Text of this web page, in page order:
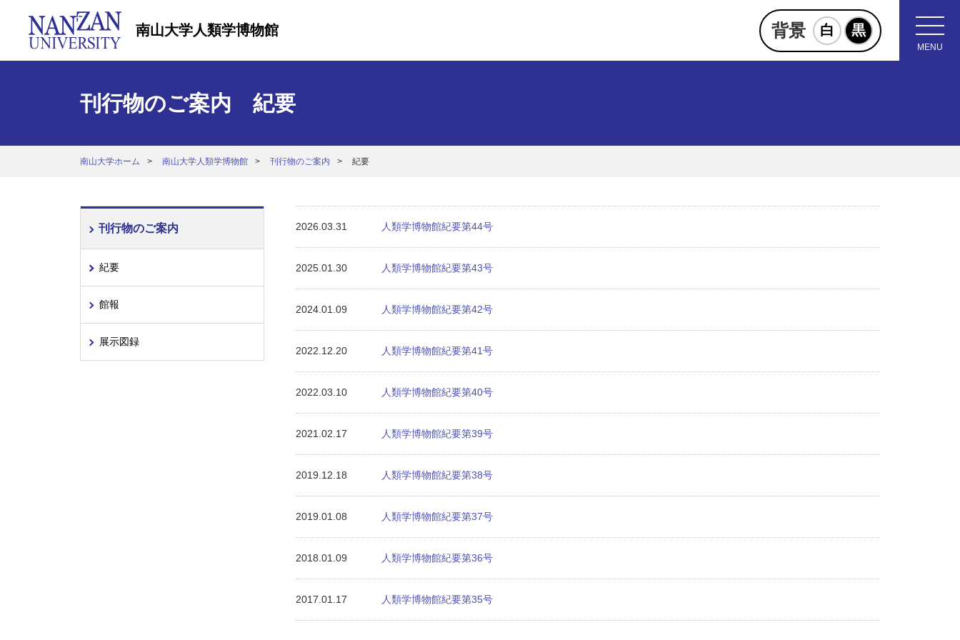
南山大学人類学博物館 背景 白 黒
刊行物のご案内 紀要
南山大学ホーム 南山大学人類学博物館 刊行物のご案内 紀要
2026.03.31 人類学博物館紀要第44号
2025.01.30 人類学博物館紀要第43号
2024.01.09 人類学博物館紀要第42号
2022.12.20 人類学博物館紀要第41号
2022.03.10 人類学博物館紀要第40号
2021.02.17 人類学博物館紀要第39号
2019.12.18 人類学博物館紀要第38号
2019.01.08 人類学博物館紀要第37号
2018.01.09 人類学博物館紀要第36号
2017.01.17 人類学博物館紀要第35号
刊行物のご案内
紀要
館報
展示図録